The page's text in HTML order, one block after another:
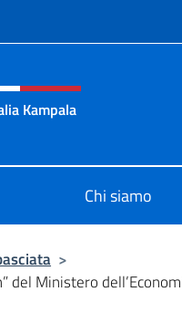
e
Kampala
Chi siamo
>
del Ministero